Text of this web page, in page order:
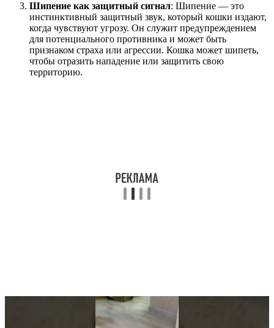
Шипение как защитный сигнал: Шипение — это
инстинктивный защитный звук, который кошки издают,
когда чувствуют угрозу. Он служит предупреждением
для потенциального противника и может быть
признаком страха или агрессии. Кошка может шипеть,
чтобы отразить нападение или защитить свою
территорию.